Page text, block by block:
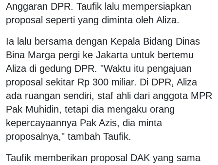
Anggaran DPR. Taufik lalu mempersiapkan
proposal seperti yang diminta oleh Aliza.
Ia lalu bersama dengan Kepala Bidang Dinas
Bina Marga pergi ke Jakarta untuk bertemu
Aliza di gedung DPR. "Waktu itu pengajuan
proposal sekitar Rp 300 miliar. Di DPR, Aliza
ada ruangan sendiri, staf ahli dari anggota MPR
Pak Muhidin, tetapi dia mengaku orang
kepercayaannya Pak Azis, dia minta
proposalnya," tambah Taufik.
Taufik memberikan proposal DAK yang sama